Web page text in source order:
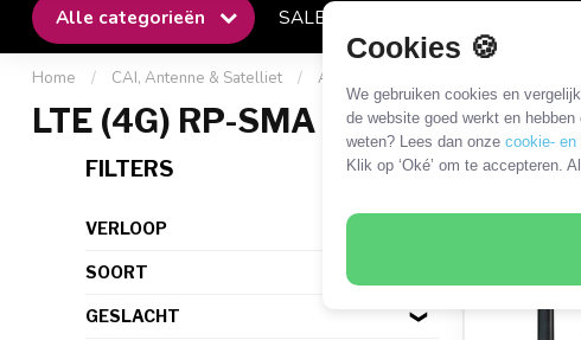
Cookies 🍪
We gebruiken cookies en
de website goed werkt en
weten? Lees dan onze cookie- en
Klik op ‘Oké’ om te accepteren.
Alle categorieën SALE
Home / CAI, Antenne & Satelliet / Antennes
LTE (4G) RP-SMA antenne
FILTERS
VERLOOP
SOORT
GESLACHT
4